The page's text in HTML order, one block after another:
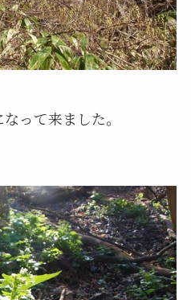
って来ました。